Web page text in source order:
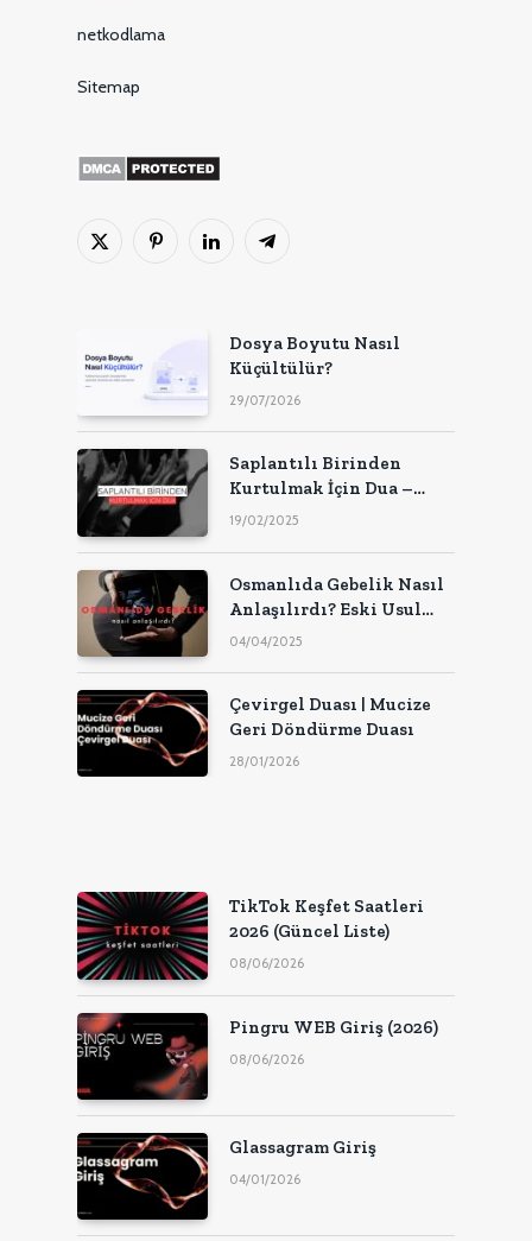
netkodlama
Sitemap
X
Pinterest'inLinkedInTelgraf
Dosya Boyutu Nasıl
Küçültülür?
29/07/2026
Saplantılı Birinden
Kurtulmak İçin Dua –
2025
19/02/2025
Osmanlıda Gebelik Nasıl
Anlaşılırdı? Eski Usul
Gebelik Testleri
04/04/2025
Çevirgel Duası | Mucize
Geri Döndürme Duası
28/01/2026
TikTok Keşfet Saatleri
2026 (Güncel Liste)
08/06/2026
Pingru WEB Giriş (2026)
08/06/2026
Glassagram Giriş
04/01/2026